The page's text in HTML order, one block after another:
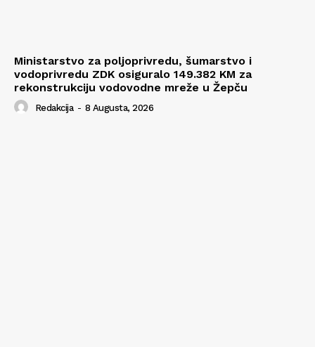
Ministarstvo za poljoprivredu, šumarstvo i
vodoprivredu ZDK osiguralo 149.382 KM za
rekonstrukciju vodovodne mreže u Žepču
Redakcija - 8 Augusta, 2026